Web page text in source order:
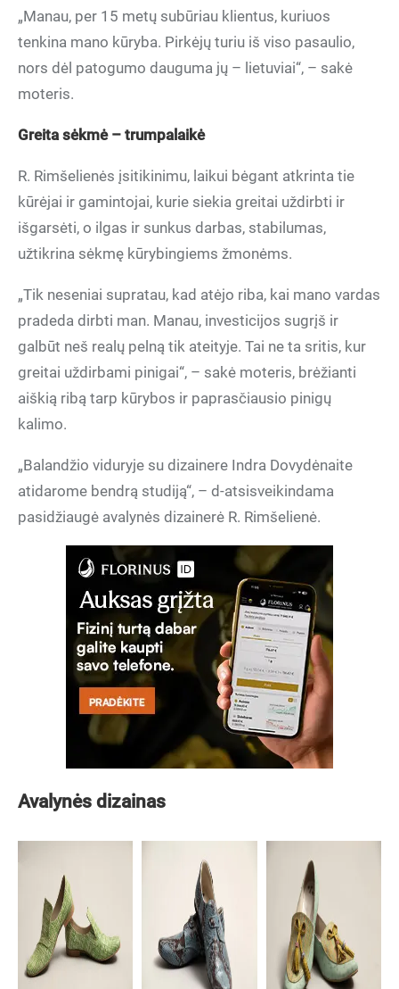
„Manau, per 15 metų subūriau klientus, kuriuos
tenkina mano kūryba. Pirkėjų turiu iš viso pasaulio,
nors dėl patogumo dauguma jų – lietuviai“, – sakė
moteris.
Greita sėkmė – trumpalaikė
R. Rimšelienės įsitikinimu, laikui bėgant atkrinta tie
kūrėjai ir gamintojai, kurie siekia greitai uždirbti ir
išgarsėti, o ilgas ir sunkus darbas, stabilumas,
užtikrina sėkmę kūrybingiems žmonėms.
„Tik neseniai supratau, kad atėjo riba, kai mano vardas
pradeda dirbti man. Manau, investicijos sugrįš ir
galbūt neš realų pelną tik ateityje. Tai ne ta sritis, kur
greitai uždirbami pinigai“, – sakė moteris, brėžianti
aiškią ribą tarp kūrybos ir paprasčiausio pinigų
kalimo.
„Balandžio viduryje su dizainere Indra Dovydėnaite
atidarome bendrą studiją“, – d-atsisveikindama
pasidžiaugė avalynės dizainerė R. Rimšelienė.
Avalynės dizainas